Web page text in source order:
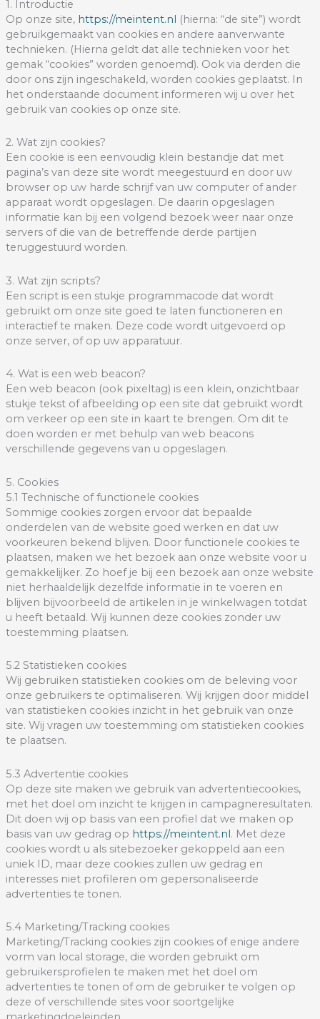
1. Introductie
Op onze site, https://meintent.nl (hierna: “de site”) wordt
gebruikgemaakt van cookies en andere aanverwante
technieken. (Hierna geldt dat alle technieken voor het
gemak “cookies” worden genoemd). Ook via derden die
door ons zijn ingeschakeld, worden cookies geplaatst. In
het onderstaande document informeren wij u over het
gebruik van cookies op onze site.
2. Wat zijn cookies?
Een cookie is een eenvoudig klein bestandje dat met
pagina’s van deze site wordt meegestuurd en door uw
browser op uw harde schrijf van uw computer of ander
apparaat wordt opgeslagen. De daarin opgeslagen
informatie kan bij een volgend bezoek weer naar onze
servers of die van de betreffende derde partijen
teruggestuurd worden.
3. Wat zijn scripts?
Een script is een stukje programmacode dat wordt
gebruikt om onze site goed te laten functioneren en
interactief te maken. Deze code wordt uitgevoerd op
onze server, of op uw apparatuur.
4. Wat is een web beacon?
Een web beacon (ook pixeltag) is een klein, onzichtbaar
stukje tekst of afbeelding op een site dat gebruikt wordt
om verkeer op een site in kaart te brengen. Om dit te
doen worden er met behulp van web beacons
verschillende gegevens van u opgeslagen.
5. Cookies
5.1 Technische of functionele cookies
Sommige cookies zorgen ervoor dat bepaalde
onderdelen van de website goed werken en dat uw
voorkeuren bekend blijven. Door functionele cookies te
plaatsen, maken we het bezoek aan onze website voor u
gemakkelijker. Zo hoef je bij een bezoek aan onze website
niet herhaaldelijk dezelfde informatie in te voeren en
blijven bijvoorbeeld de artikelen in je winkelwagen totdat
u heeft betaald. Wij kunnen deze cookies zonder uw
toestemming plaatsen.
5.2 Statistieken cookies
Wij gebruiken statistieken cookies om de beleving voor
onze gebruikers te optimaliseren. Wij krijgen door middel
van statistieken cookies inzicht in het gebruik van onze
site. Wij vragen uw toestemming om statistieken cookies
te plaatsen.
5.3 Advertentie cookies
Op deze site maken we gebruik van advertentiecookies,
met het doel om inzicht te krijgen in campagneresultaten.
Dit doen wij op basis van een profiel dat we maken op
basis van uw gedrag op https://meintent.nl. Met deze
cookies wordt u als sitebezoeker gekoppeld aan een
uniek ID, maar deze cookies zullen uw gedrag en
interesses niet profileren om gepersonaliseerde
advertenties te tonen.
5.4 Marketing/Tracking cookies
Marketing/Tracking cookies zijn cookies of enige andere
vorm van local storage, die worden gebruikt om
gebruikersprofielen te maken met het doel om
advertenties te tonen of om de gebruiker te volgen op
deze of verschillende sites voor soortgelijke